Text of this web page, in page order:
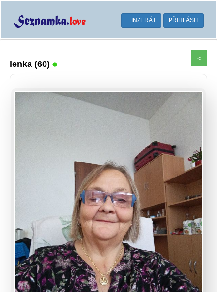
+ INZERÁT PŘIHLÁSIT
lenka (60)
<